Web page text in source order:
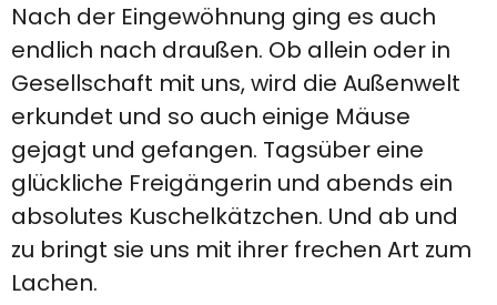
Nach der Eingewöhnung ging es auch
endlich nach draußen. Ob allein oder in
Gesellschaft mit uns, wird die Außenwelt
erkundet und so auch einige Mäuse
gejagt und gefangen. Tagsüber eine
glückliche Freigängerin und abends ein
absolutes Kuschelkätzchen. Und ab und
zu bringt sie uns mit ihrer frechen Art zum
Lachen.